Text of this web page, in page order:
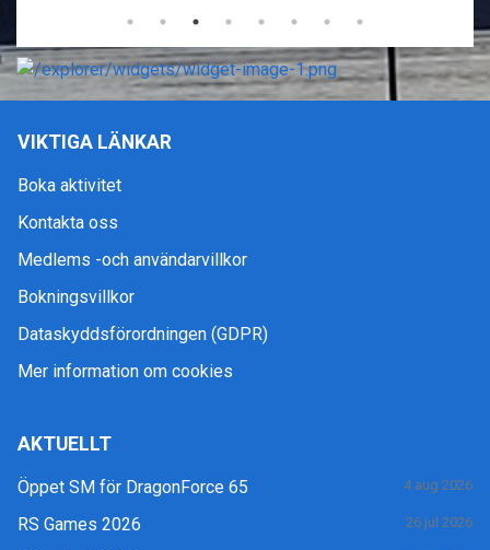
VIKTIGA LÄNKAR
Boka aktivitet
Kontakta oss
Medlems -och användarvillkor
Bokningsvillkor
Dataskyddsförordningen (GDPR)
Mer information om cookies
AKTUELLT
Öppet SM för DragonForce 65 4 aug 2026
RS Games 2026 26 jul 2026